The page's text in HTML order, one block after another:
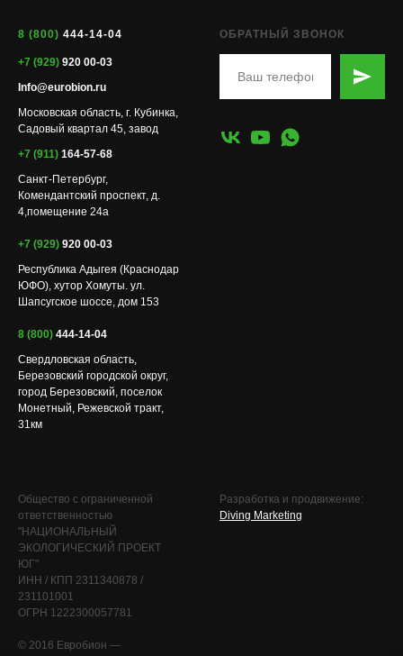
8 (800) 444-14-04
+7 (929) 920 00-03
Info@eurobion.ru
Московская область, г. Кубинка,
Садовый квартал 45, завод
+7 (911) 164-57-68
Санкт-Петербург,
Комендантский проспект, д.
4,помещение 24а
+7 (929) 920 00-03
Республика Адыгея (Краснодар
ЮФО), хутор Хомуты. ул.
Шапсугское шоссе, дом 153
8 (800) 444-14-04
Свердловская область,
Березовский городской округ,
город Березовский, поселок
Монетный, Режевской тракт,
31км
ОБРАТНЫЙ ЗВОНОК
Общество с ограниченной
ответственностью
"НАЦИОНАЛЬНЫЙ
ЭКОЛОГИЧЕСКИЙ ПРОЕКТ
ЮГ"
ИНН / КПП 2311340878 /
231101001
ОГРН 1222300057781
© 2016 Евробион —
Разработка и продвижение:
Diving Marketing